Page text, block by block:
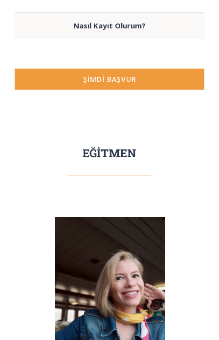
Nasıl Kayıt Olurum?
ŞİMDİ BAŞVUR
EĞİTMEN